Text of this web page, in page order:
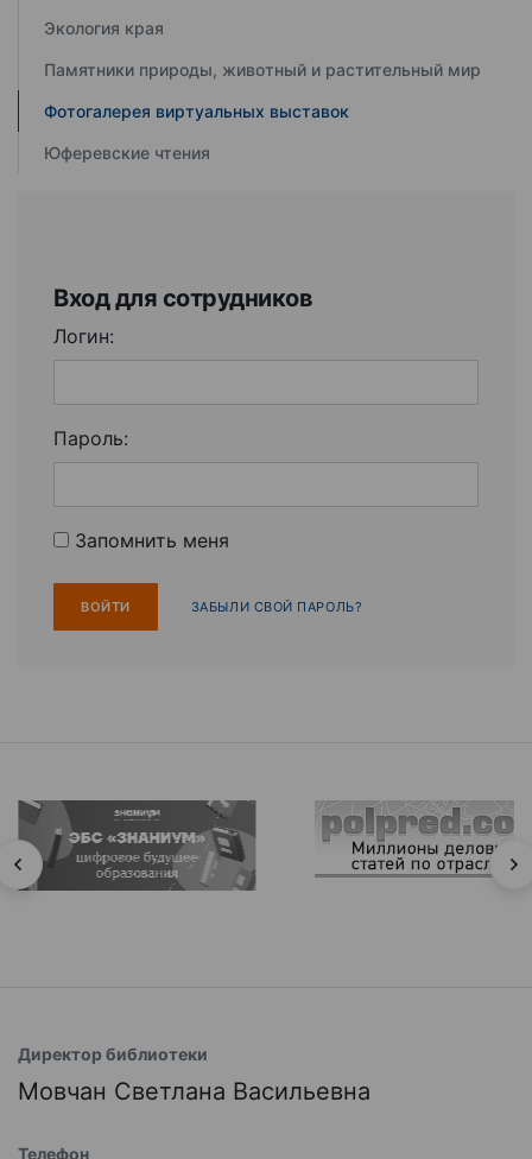
Экология края
Памятники природы, животный и растительный мир
Фотогалерея виртуальных выставок
Юферевские чтения
Вход для сотрудников
Логин:
Пароль:
Запомнить меня
ЗАБЫЛИ СВОЙ ПАРОЛЬ?
Директор библиотеки
Мовчан Светлана Васильевна
Телефон